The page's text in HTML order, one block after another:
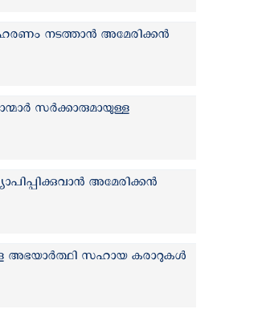
നടത്താൻ അമേരിക്കന്‍
സർക്കാരുമായുള്ള
അമേരിക്കന്‍
അഭയാർത്ഥി സഹായ കരാറുകൾ